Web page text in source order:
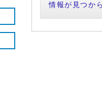
情報が見つか